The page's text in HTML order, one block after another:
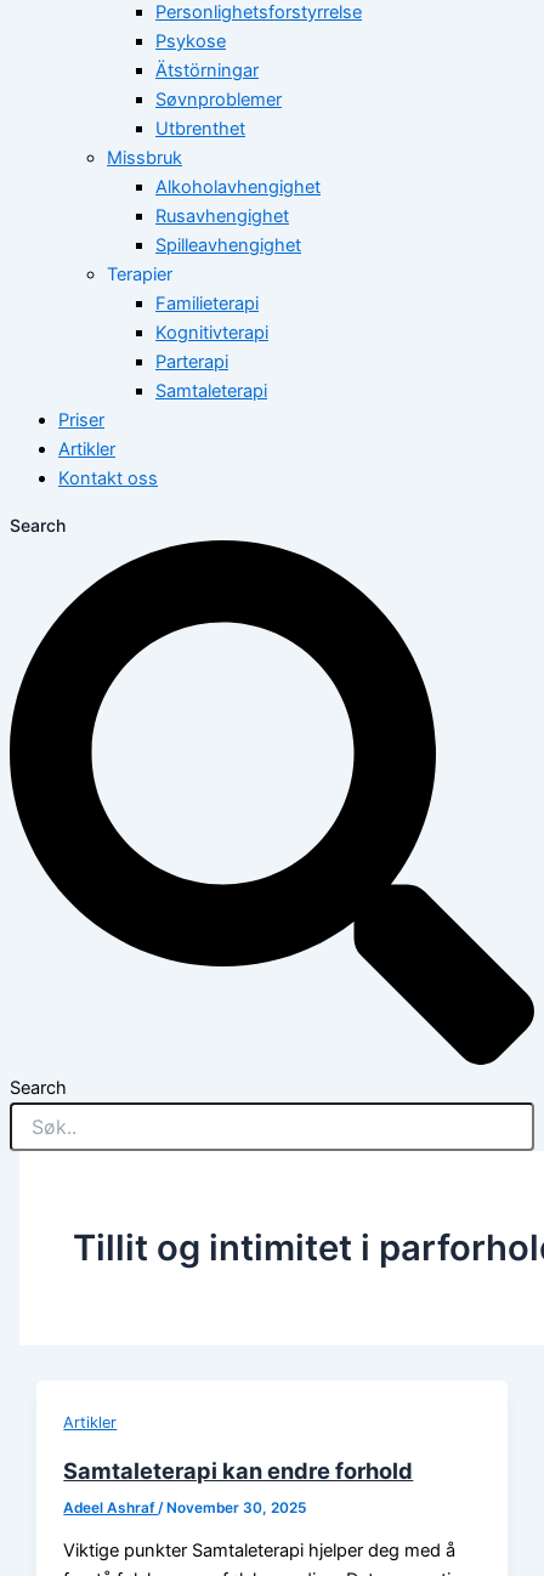
Personlighetsforstyrrelse
Psykose
Ätstörningar
Søvnproblemer
Utbrenthet
Missbruk
Alkoholavhengighet
Rusavhengighet
Spilleavhengighet
Terapier
Familieterapi
Kognitivterapi
Parterapi
Samtaleterapi
Priser
Artikler
Kontakt oss
Search
Search
Tillit og intimitet i
Artikler
Samtaleterapi kan endre forhold
Adeel Ashraf /November 30, 2025
Viktige punkter Samtaleterapi hjelper deg med å